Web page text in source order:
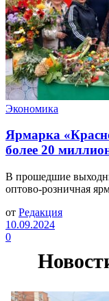
Экономика
Ярмарка
более 20
В прошедшие
оптово-розничная
от Редакция
10.09.2024
0